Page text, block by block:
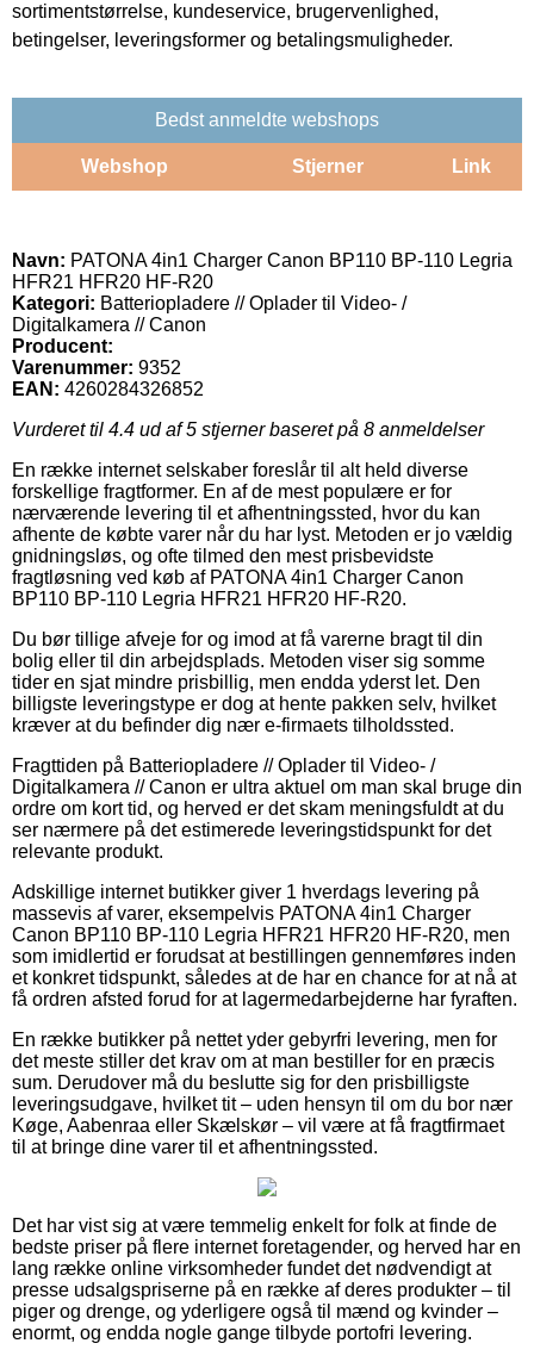
sortimentstørrelse, kundeservice, brugervenlighed,
betingelser, leveringsformer og betalingsmuligheder.
Bedst anmeldte webshops
Webshop Stjerner Link
Navn: PATONA 4in1 Charger Canon BP110 BP-110 Legria
HFR21 HFR20 HF-R20
Kategori: Batteriopladere // Oplader til Video- /
Digitalkamera // Canon
Producent:
Varenummer: 9352
EAN: 4260284326852
Vurderet til 4.4 ud af 5 stjerner baseret på 8 anmeldelser
En række internet selskaber foreslår til alt held diverse
forskellige fragtformer. En af de mest populære er for
nærværende levering til et afhentningssted, hvor du kan
afhente de købte varer når du har lyst. Metoden er jo vældig
gnidningsløs, og ofte tilmed den mest prisbevidste
fragtløsning ved køb af PATONA 4in1 Charger Canon
BP110 BP-110 Legria HFR21 HFR20 HF-R20.
Du bør tillige afveje for og imod at få varerne bragt til din
bolig eller til din arbejdsplads. Metoden viser sig somme
tider en sjat mindre prisbillig, men endda yderst let. Den
billigste leveringstype er dog at hente pakken selv, hvilket
kræver at du befinder dig nær e-firmaets tilholdssted.
Fragttiden på Batteriopladere // Oplader til Video- /
Digitalkamera // Canon er ultra aktuel om man skal bruge din
ordre om kort tid, og herved er det skam meningsfuldt at du
ser nærmere på det estimerede leveringstidspunkt for det
relevante produkt.
Adskillige internet butikker giver 1 hverdags levering på
massevis af varer, eksempelvis PATONA 4in1 Charger
Canon BP110 BP-110 Legria HFR21 HFR20 HF-R20, men
som imidlertid er forudsat at bestillingen gennemføres inden
et konkret tidspunkt, således at de har en chance for at nå at
få ordren afsted forud for at lagermedarbejderne har fyraften.
En række butikker på nettet yder gebyrfri levering, men for
det meste stiller det krav om at man bestiller for en præcis
sum. Derudover må du beslutte sig for den prisbilligste
leveringsudgave, hvilket tit – uden hensyn til om du bor nær
Køge, Aabenraa eller Skælskør – vil være at få fragtfirmaet
til at bringe dine varer til et afhentningssted.
Det har vist sig at være temmelig enkelt for folk at finde de
bedste priser på flere internet foretagender, og herved har en
lang række online virksomheder fundet det nødvendigt at
presse udsalgspriserne på en række af deres produkter – til
piger og drenge, og yderligere også til mænd og kvinder –
enormt, og endda nogle gange tilbyde portofri levering.